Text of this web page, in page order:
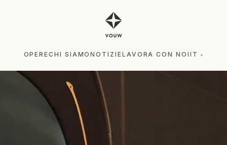
OPERECHI SIAMONOTIZIELAVORA CON NOI IT ▾